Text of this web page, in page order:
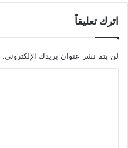
اترك تعليقاً
لن يتم نشر عنوان بريدك الإلكتروني.